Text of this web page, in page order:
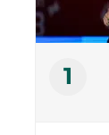
1